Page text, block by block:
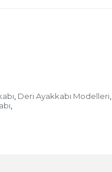
, Deri Ayakkabı Modelleri,
,